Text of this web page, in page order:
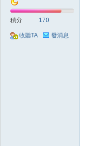
積分 170
收聽TA 發消息